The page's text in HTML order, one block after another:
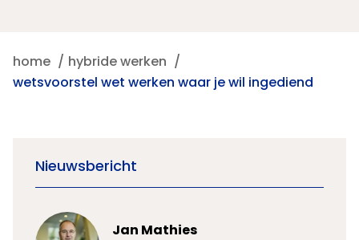
home
hybride werken
wetsvoorstel wet werken waar je wil ingediend
Nieuwsbericht
Jan Mathies